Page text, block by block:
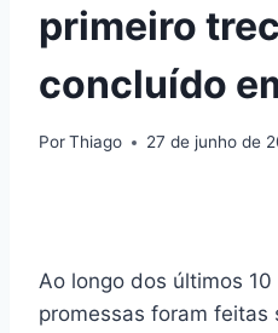
primeiro
concluído
PorThiago 27 de junho de
Ao longo dos últimos
promessas foram feitas